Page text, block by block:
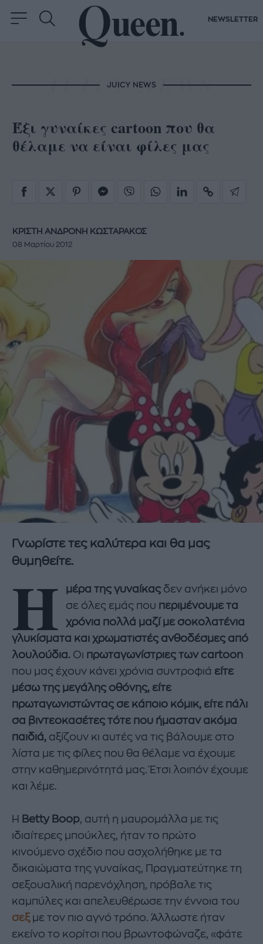
NEWSLETTER
JUICY NEWS
Έξι γυναίκες cartoon που θα
θέλαμε να είναι φίλες μας
ΚΡΙΣΤΗ ΑΝΔΡΟΝΗ ΚΩΣΤΑΡΑΚΟΣ
08 Μαρτίου 2012
Γνωρίστε τες καλύτερα και θα μας
θυμηθείτε.
Η μέρα της γυναίκας δεν ανήκει μόνο
σε όλες εμάς που περιμένουμε τα
χρόνια πολλά μαζί με σοκολατένια
γλυκίσματα και χρωματιστές ανθοδέσμες από
λουλούδια. Οι πρωταγωνίστριες των cartoon
που μας έχουν κάνει χρόνια συντροφιά είτε
μέσω της μεγάλης οθόνης, είτε
πρωταγωνιστώντας σε κάποιο κόμικ, είτε πάλι
σα βιντεοκασέτες τότε που ήμασταν ακόμα
παιδιά, αξίζουν κι αυτές να τις βάλουμε στο
λίστα με τις φίλες που θα θέλαμε να έχουμε
στην καθημερινότητά μας. Έτσι λοιπόν έχουμε
και λέμε.
Η Betty Boop, αυτή η μαυρομάλλα με τις
ιδιαίτερες μπούκλες, ήταν το πρώτο
κινούμενο σχέδιο που ασχολήθηκε με τα
δικαιώματα της γυναίκας, Πραγματεύτηκε τη
σεξουαλική παρενόχληση, πρόβαλε τις
καμπύλες και απελευθέρωσε την έννοια του
σεξ με τον πιο αγνό τρόπο. Άλλωστε ήταν
εκείνο το κορίτσι που βρωντοφώναζε, «φάτε